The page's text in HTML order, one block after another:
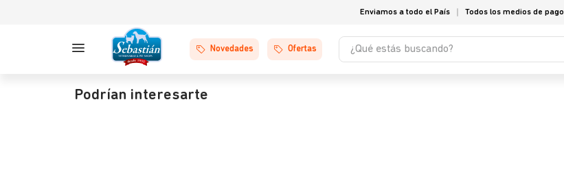
Enviamos a todo el País Todos los medios de pago
Novedades Ofertas
¿Qué estás buscando?
Podrían interesarte